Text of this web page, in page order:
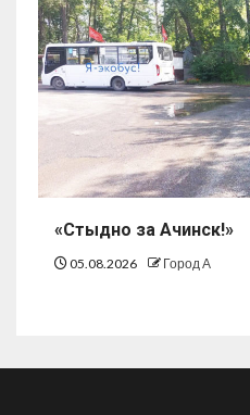
«Стыдно за Ачинск!»
05.08.2026 Город А